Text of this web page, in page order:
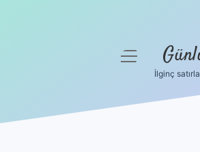
menüyü
İlginç